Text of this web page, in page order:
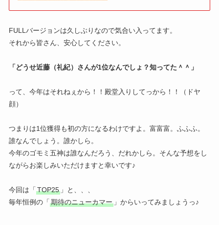
FULLバージョンは久しぶりなので気合い入ってます。
それから皆さん、安心してください。
「どうせ近藤（礼紀）さんが1位なんでしょ？知ってた＾＾」
って、今年はそれねぇから！！殿堂入りしてっから！！（ドヤ
顔）
つまりは1位獲得も初の方になるわけですよ。富富富。ふふふ。
誰なんでしょう。誰かしら。
今年のゴモミ五神は誰なんだろう、だれかしら。そんな予想をし
ながらお楽しみいただけますと幸いです♪
今回は「 TOP25」と、、、
毎年恒例の「 期待のニューカマー」からいってみましょうっ♪